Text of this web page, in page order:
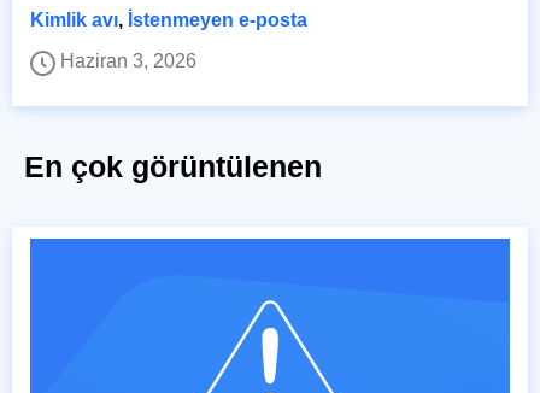
Kimlik avı, İstenmeyen e-posta
Haziran 3, 2026
En çok görüntülenen